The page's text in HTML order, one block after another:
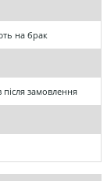
на брак
замовлення